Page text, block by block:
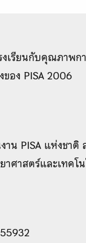
งเรียนกับคุณภาพก
อง PISA 2006
าน PISA แห่งชาติ
าศาสตร์และเทคโ